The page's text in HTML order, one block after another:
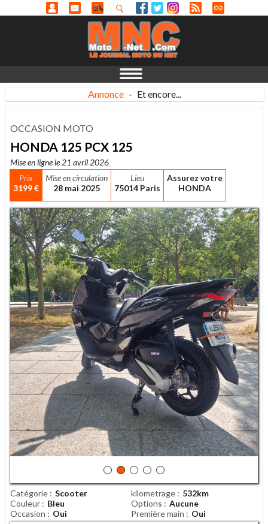
Annonce - Et encore...
OCCASION MOTO
HONDA 125 PCX 125
Mise en ligne le 21 avril 2026
Prix
3199 €
Mise en circulation
28 mai 2025
Lieu
75014 Paris
Assurez votre
HONDA
Catégorie Scooter kilometrage
532km
Couleur
Bleu Options
Aucune
Occasion
Oui Première main
Oui